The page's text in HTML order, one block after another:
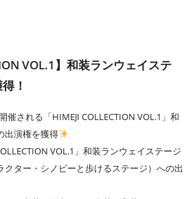
VOL.1】和装ランウェイステ
！
催される「HIMEJI COLLECTION VOL.1」和
出演権を獲得
VOL.1」和装ランウェイステージ
クター・シノビーと歩けるステージ）への出